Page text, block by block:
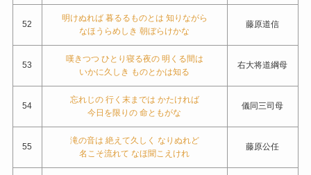
52
明けぬれば 暮るるものとは 知りながら
なほうらめしき 朝ぼらけかな
藤原道信
53
嘆きつつ ひとり寝る夜の 明くる間は
いかに久しき ものとかは知る
右大将道綱母
54
忘れじの 行く末までは かたければ
今日を限りの 命ともがな
儀同三司母
55
滝の音は 絶えて久しく なりぬれど
名こそ流れて なほ聞こえけれ
藤原公任